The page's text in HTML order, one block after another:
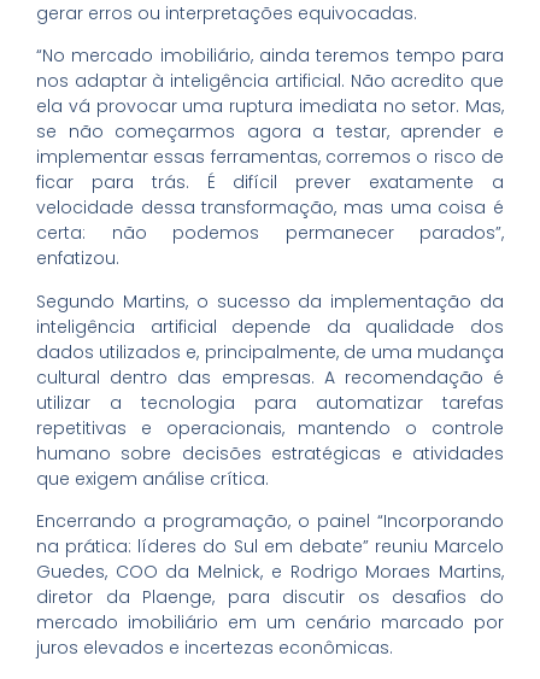
gerar erros ou interpretações equivocadas.
“No mercado imobiliário, ainda teremos tempo para
nos adaptar à inteligência artificial. Não acredito que
ela vá provocar uma ruptura imediata no setor. Mas,
se não começarmos agora a testar, aprender e
implementar essas ferramentas, corremos o risco de
ficar para trás. É difícil prever exatamente a
velocidade dessa transformação, mas uma coisa é
certa: não podemos permanecer parados”,
enfatizou.
Segundo Martins, o sucesso da implementação da
inteligência artificial depende da qualidade dos
dados utilizados e, principalmente, de uma mudança
cultural dentro das empresas. A recomendação é
utilizar a tecnologia para automatizar tarefas
repetitivas e operacionais, mantendo o controle
humano sobre decisões estratégicas e atividades
que exigem análise crítica.
Encerrando a programação, o painel “Incorporando
na prática: líderes do Sul em debate” reuniu Marcelo
Guedes, COO da Melnick, e Rodrigo Moraes Martins,
diretor da Plaenge, para discutir os desafios do
mercado imobiliário em um cenário marcado por
juros elevados e incertezas econômicas.